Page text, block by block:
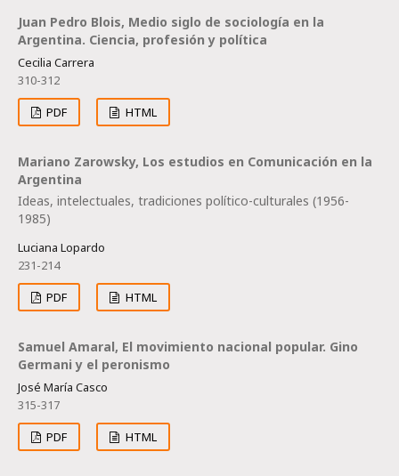
Juan Pedro Blois, Medio siglo de sociología en la
Argentina. Ciencia, profesión y política
Cecilia Carrera
310-312
PDF
HTML
Mariano Zarowsky, Los estudios en Comunicación en la
Argentina
Ideas, intelectuales, tradiciones político-culturales (1956-
1985)
Luciana Lopardo
231-214
PDF
HTML
Samuel Amaral, El movimiento nacional popular. Gino
Germani y el peronismo
José María Casco
315-317
PDF
HTML